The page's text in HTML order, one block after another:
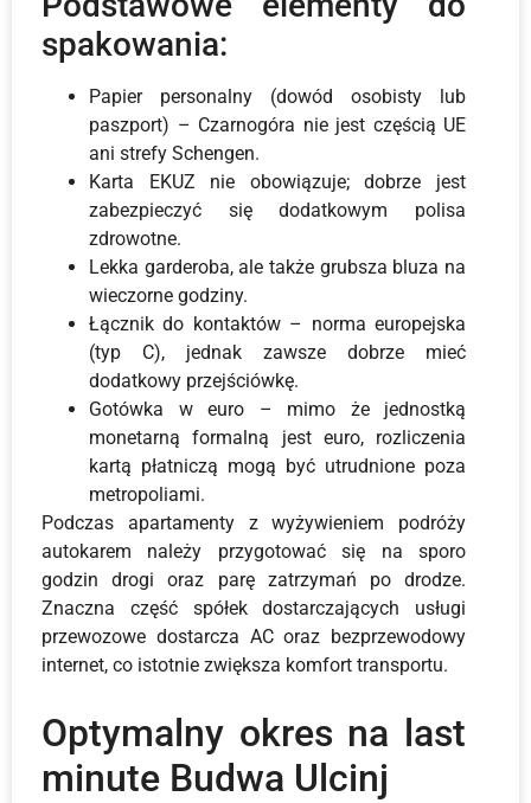
spakowania:
Papier personalny (dowód osobisty lub
paszport) – Czarnogóra nie jest częścią UE
ani strefy Schengen.
Karta EKUZ nie obowiązuje; dobrze jest
zabezpieczyć się dodatkowym polisa
zdrowotne.
Lekka garderoba, ale także grubsza bluza na
wieczorne godziny.
Łącznik do kontaktów – norma europejska
(typ C), jednak zawsze dobrze mieć
dodatkowy przejściówkę.
Gotówka w euro – mimo że jednostką
monetarną formalną jest euro, rozliczenia
kartą płatniczą mogą być utrudnione poza
metropoliami.
Podczas apartamenty z wyżywieniem podróży
autokarem należy przygotować się na sporo
godzin drogi oraz parę zatrzymań po drodze.
Znaczna część spółek dostarczających usługi
przewozowe dostarcza AC oraz bezprzewodowy
internet, co istotnie zwiększa komfort transportu.
Optymalny okres na last
minute Budwa Ulcinj